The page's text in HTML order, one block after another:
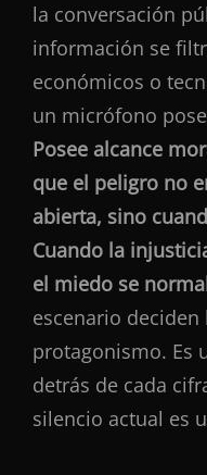
la conversación
información se
económicos o
un micrófono
Posee alcance
que el peligro no
abierta, sino
Cuando la
el miedo se
escenario
protagonismo. Es
detrás de cada
silencio actual es